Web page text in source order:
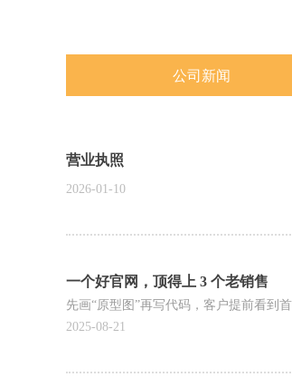
公司新闻
营业执照
2026-01-10
一个好官网，顶得上 3 个老销售
先画“原型图”再写代码，客户提前看到
2025-08-21